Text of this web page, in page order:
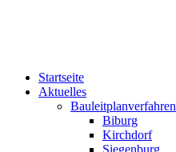
Startseite
Aktuelles
Bauleitplanverfahren
Biburg
Kirchdorf
Siegenburg